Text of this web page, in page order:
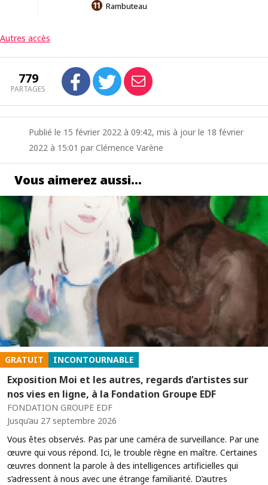
Rambuteau
Autres accès
779
PARTAGES
Publié le 15 février 2022 à 09:42, mis à jour le 18 février
2022 à 15:01 par Clémence Varène
Vous aimerez aussi…
GRATUIT INCONTOURNABLE
Exposition Moi et les autres, regards d’artistes sur
nos vies en ligne, à la Fondation Groupe EDF
FONDATION GROUPE EDF
Jusqu’au 27 septembre 2026
Vous êtes observés. Pas par une caméra de surveillance. Par une
œuvre qui vous répond. Ici, le trouble règne en maître. Certaines
œuvres donnent la parole à des intelligences artificielles qui
s’adressent à nous avec une étrange familiarité. D’autres